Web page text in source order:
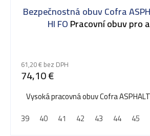
Bezpečnostná obuv Cofra
HI FOPracovní obuv pro
61,20 € bez DPH
74,10 €
Vysoká pracovná obuv Cofra
39
40 41 42 43 44 45